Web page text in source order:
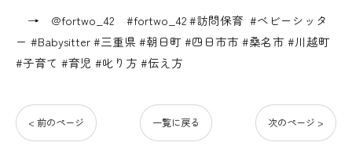
→ @fortwo_42⁡ ⁡ ⁡⁡ ⁡ #fortwo_42 #訪問保育 ⁡ #ベビーシッタ
ー #Babysitter⁡ #三重県 #朝日町 #四日市市 #桑名市 #川越町⁡
#子育て #育児 #叱り方 #伝え方
< 前のページ 一覧に戻る 次のページ >